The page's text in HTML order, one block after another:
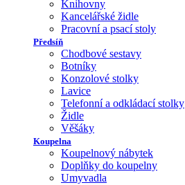
Knihovny
Kancelářské židle
Pracovní a psací stoly
Předsíň
Chodbové sestavy
Botníky
Konzolové stolky
Lavice
Telefonní a odkládací stolky
Židle
Věšáky
Koupelna
Koupelnový nábytek
Doplňky do koupelny
Umyvadla